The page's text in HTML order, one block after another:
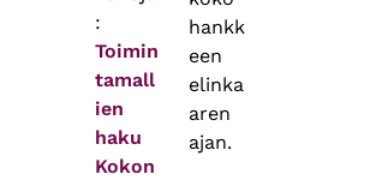
:
Toimin
tamall
ien
haku
Kokon
hankk
een
elinka
aren
ajan.